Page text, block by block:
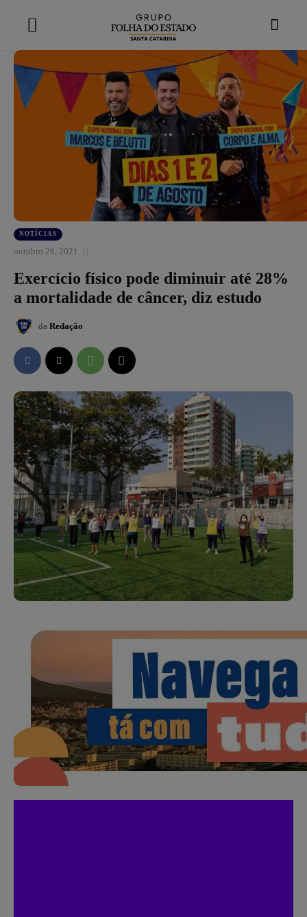
NOTÍCIAS
outubro 26, 2021
Exercício físico pode diminuir até 28%
a mortalidade de câncer, diz estudo
da Redação